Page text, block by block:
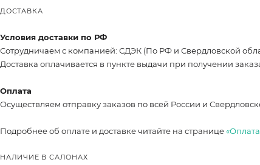
ДОСТАВКА
Условия доставки по РФ
Сотрудничаем с компанией: СДЭК (По РФ и Свердловской
Доставка оплачивается в пункте выдачи при получении
Оплата
Осуществляем отправку заказов по всей России и
Подробнее об оплате и доставке читайте на странице«Оплата
НАЛИЧИЕ В САЛОНАХ